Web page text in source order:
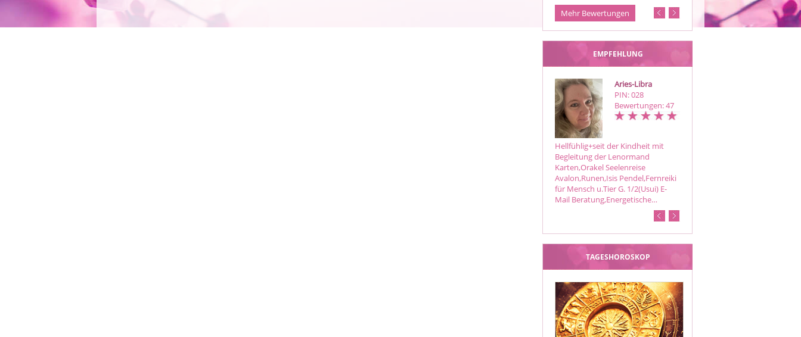
Mehr Bewertungen
EMPFEHLUNG
Aries-Libra
PIN: 028
Bewertungen: 47
Hellfühlig+seit der Kindheit mit
Begleitung der Lenormand
Karten,Orakel Seelenreise
Avalon,Runen,Isis Pendel,Fernreiki
für Mensch u.Tier G. 1/2(Usui) E-
Mail Beratung,Energetische…
TAGESHOROSKOP